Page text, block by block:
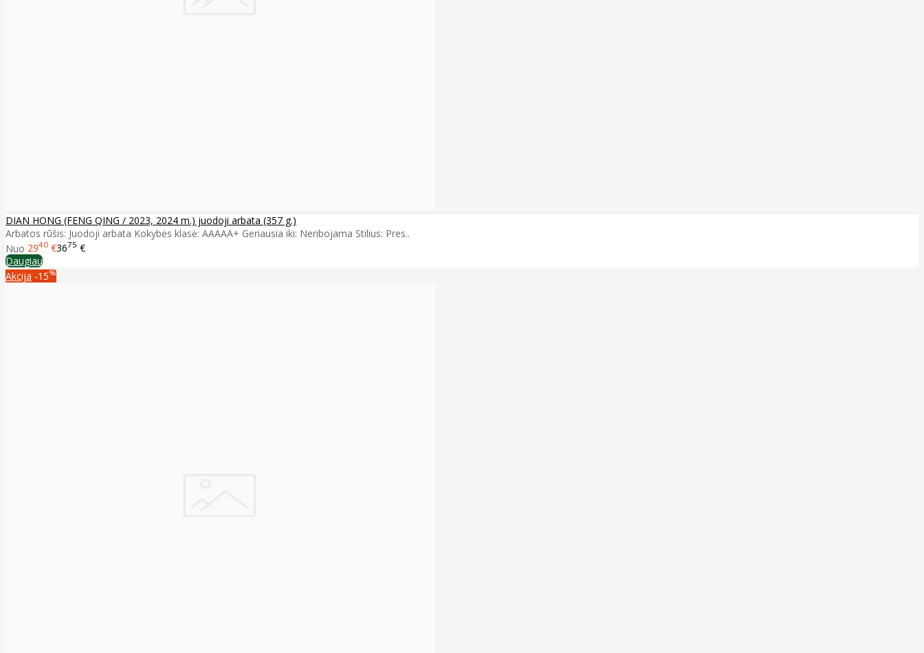
DIAN HONG (FENG QING / 2023, 2024 m.) juodoji arbata (357 g.)
Arbatos rūšis: Juodoji arbata Kokybės klasė: AAAAA+ Geriausia iki: Neribojama Stilius: Pres..
Nuo 2940 €3675 €
Daugiau
Akcija -15%